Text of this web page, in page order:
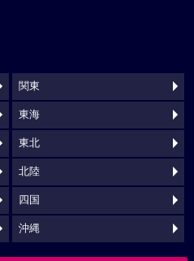
関東
東海
東北
北陸
四国
沖縄